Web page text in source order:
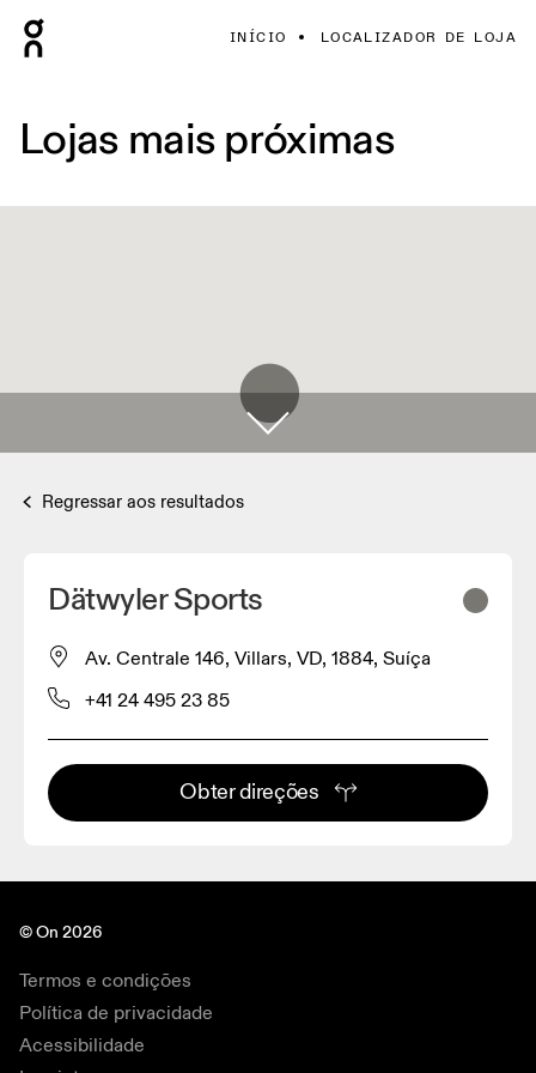
INÍCIO LOCALIZADOR DE LOJA
Lojas mais próximas
Regressar aos resultados
Dätwyler Sports
Av. Centrale 146, Villars, VD, 1884, Suíça
+41 24 495 23 85
Obter direções
© On 2026
Termos e condições
Política de privacidade
Acessibilidade